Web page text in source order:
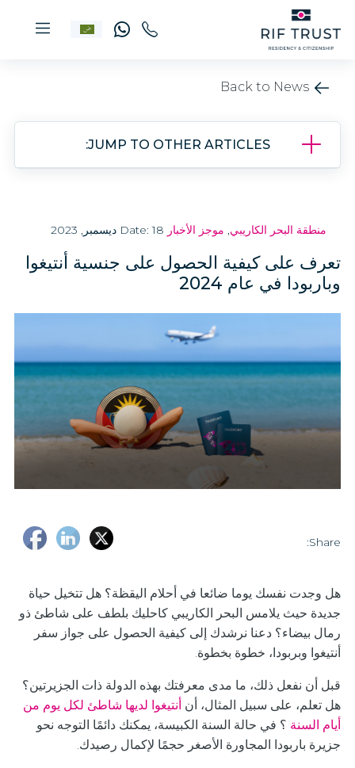
JUMP TO OTHER ARTICLES:
منطقة البحر الكاريبي, موجز الأخبار
تعرف على كيفية الحصول على جنسية أنتيغوا
وباربودا في عام 2024
Share:
هل وجدت نفسك يوما ضائعا في أحلام اليقظة؟ هل تتخيل حياة
جديدة حيث يلامس البحر الكاريبي كاحليك بلطف على شاطئ ذو
رمال بيضاء؟ دعنا نرشدك إلى كيفية الحصول على جواز سفر
أنتيغوا وبربودا، خطوة بخطوة.
قبل أن نفعل ذلك، ما مدى معرفتك بهذه الدولة ذات الجزيرتين؟
هل تعلم، على سبيل المثال، أن أنتيغوا لديها شاطئ لكل يوم من
أيام السنة ؟ في حالة السنة الكبيسة، يمكنك دائمًا التوجه نحو
جزيرة باربودا المجاورة الأصغر حجمًا لإكمال رصيدك.